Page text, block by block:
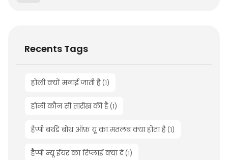
Recents Tags
होली क्यों मनाई जाती है (1)
होली कौन सी तारीख की है (1)
हैप्पी बर्थडे बोथ ऑफ़ यू का मतलब क्या होता है (1)
हैप्पी न्यू ईयर का रिप्लाई क्या दे(1)